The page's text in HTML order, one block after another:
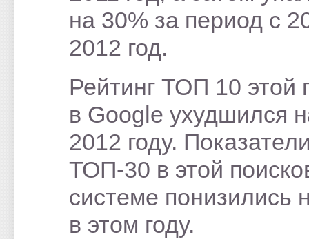
на 30% за период с
2012 год.
Рейтинг ТОП 10 этой
в Google ухудшился
2012 году.
ТОП-30 в этой
системе понизились
в этом году.